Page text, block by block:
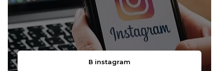
В instagram